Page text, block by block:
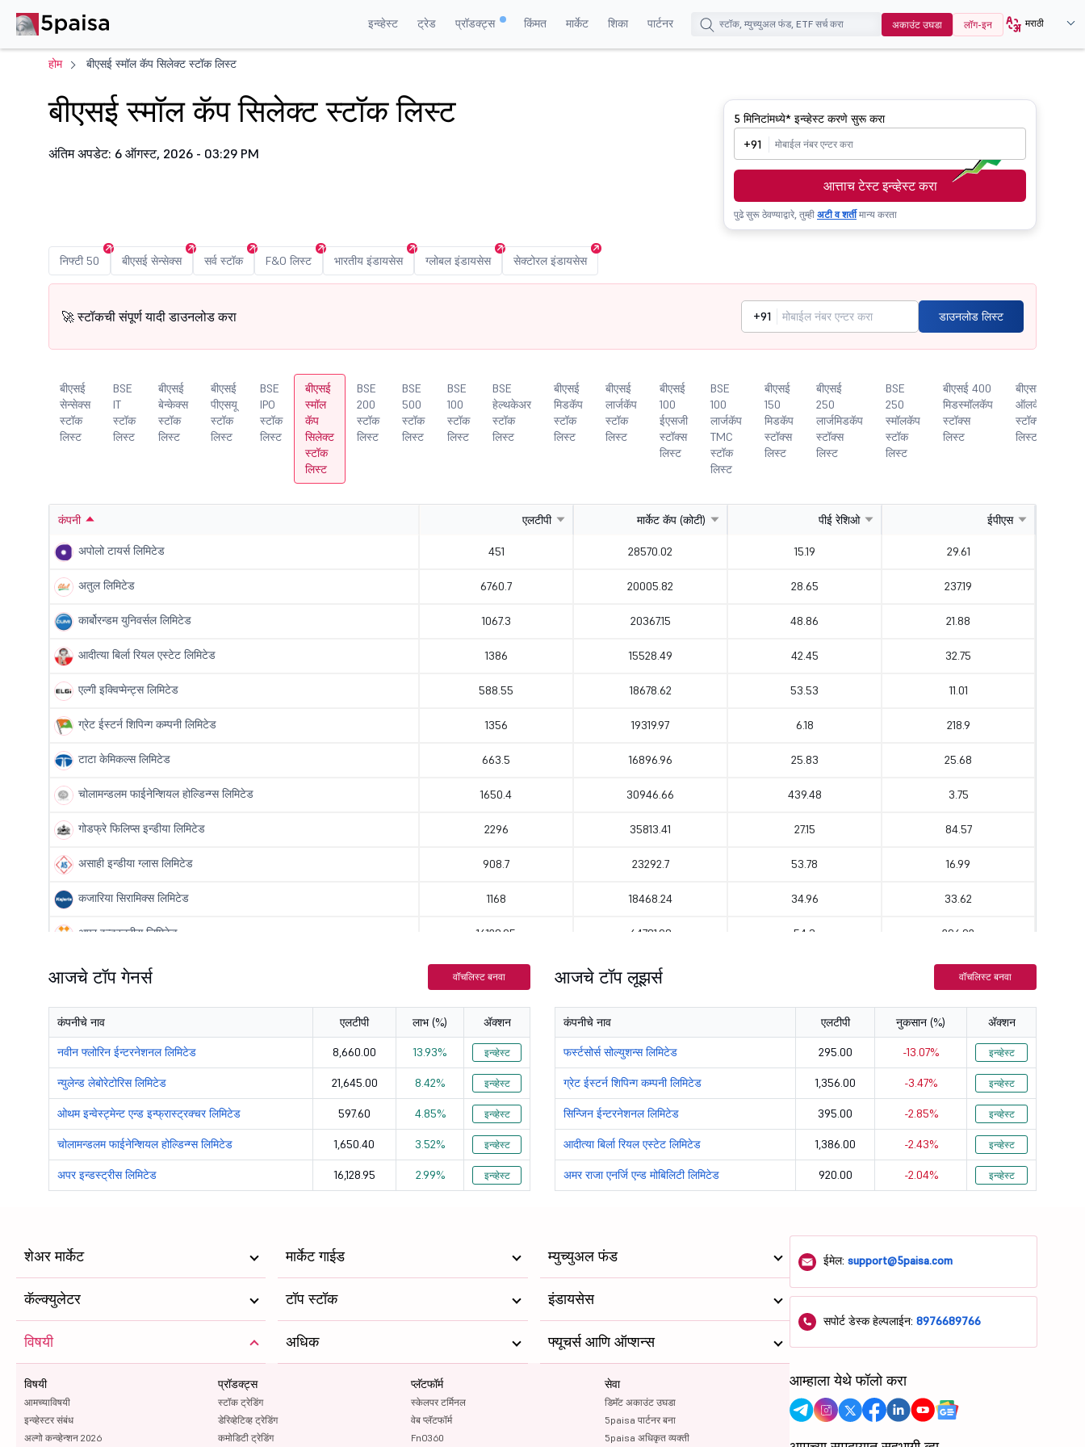
इन्व्हेस्ट ट्रेड प्रॉडक्ट्स किंमत मार्केट शिका पार्टनर अकाउंट उघडा लॉग-इन मराठी
होम बीएसई स्मॉल कॅप सिलेक्ट स्टॉक लिस्ट
बीएसई स्मॉल कॅप सिलेक्ट स्टॉक लिस्ट
अंतिम अपडेट: 6 ऑगस्ट, 2026 - 03:29 PM
5 मिनिटांमध्ये* इन्व्हेस्ट करणे सुरू करा
+91
आत्ताच टेस्ट इन्व्हेस्ट करा
पुढे सुरू ठेवण्याद्वारे, तुम्ही अटी व शर्तीमान्य करता
निफ्टी 50 बीएसई सेन्सेक्स सर्व स्टॉक F&O लिस्ट भारतीय इंडायसेस ग्लोबल इंडायसेस सेक्टोरल इंडायसेस
🚀 स्टॉकची संपूर्ण यादी डाउनलोड करा +91 डाउनलोड लिस्ट
बीएसई
सेन्सेक्स
स्टॉक
लिस्ट
BSE
IT
स्टॉक
लिस्ट
बीएसई
बेन्केक्स
स्टॉक
लिस्ट
बीएसई
पीएसयू
स्टॉक
लिस्ट
BSE
IPO
स्टॉक
लिस्ट
बीएसई
स्मॉल
कॅप
सिलेक्ट
स्टॉक
लिस्ट
BSE
200
स्टॉक
लिस्ट
BSE
500
स्टॉक
लिस्ट
BSE
100
स्टॉक
लिस्ट
BSE
हेल्थकेअर
स्टॉक
लिस्ट
बीएसई
मिडकॅप
स्टॉक
लिस्ट
बीएसई
लार्जकॅप
स्टॉक
लिस्ट
बीएसई
100
ईएसजी
स्टॉक्स
लिस्ट
BSE
100
लार्जकॅप
TMC
स्टॉक
लिस्ट
बीएसई
150
मिडकॅप
स्टॉक्स
लिस्ट
बीएसई
250
लार्जमिडकॅप
स्टॉक्स
लिस्ट
BSE
250
स्मॉलकॅप
स्टॉक
लिस्ट
बीएसई 400
मिडस्मॉलकॅप
स्टॉक्स
लिस्ट
बीएसई
ऑलकॅप
स्टॉक्स
लिस्ट
कंपनी एलटीपी मार्केट कॅप (कोटी) पीई रेशिओ ईपीएस
अपोलो टायर्स लिमिटेड 451 28570.02 15.19 29.61
अतुल लिमिटेड 6760.7 20005.82 28.65 237.19
कार्बोरन्डम युनिवर्सल लिमिटेड 1067.3 20367.15 48.86 21.88
आदीत्या बिर्ला रियल एस्टेट लिमिटेड 1386 15528.49 42.45 32.75
एल्गी इक्विप्मेन्ट्स लिमिटेड 588.55 18678.62 53.53 11.01
ग्रेट ईस्टर्न शिपिन्ग कम्पनी लिमिटेड 1356 19319.97 6.18 218.9
टाटा केमिकल्स लिमिटेड 663.5 16896.96 25.83 25.68
चोलामन्डलम फाईनेन्शियल होल्डिन्ग्स लिमिटेड 1650.4 30946.66 439.48 3.75
गोडफ्रे फिलिप्स इन्डीया लिमिटेड 2296 35813.41 27.15 84.57
असाही इन्डीया ग्लास लिमिटेड 908.7 23292.7 53.78 16.99
कजारिया सिरामिक्स लिमिटेड 1168 18468.24 34.96 33.62
अपर इन्डस्ट्रीस लिमिटेड 16128.95 64781.98 54.3 296.92
अमर राजा एनर्जि एन्ड मोबिलिटी लिमिटेड 920 16952.72 35.06
टिमकेन इन्डीया लिमिटेड 3342.5 25145.25 61.44 54.41
हिमाद्री स्पेशियलिटी केमिकल लिमिटेड 759.6 38379.4 48.54 15.67
झी एन्टरटेन्मेन्ट एन्टरप्राईसेस लिमिटेड 92.75 8884.8
न्युलेन्ड लेबोरेटोरिस लिमिटेड 21645 27584.2 76.57
हिन्दुस्तान कोपर लिमिटेड 546.8 52876.87
आरबीएल बँक लि 389 60238.91
22.33 16.21
20652.96 14.72 14.16
65.09
32059.7 109.79 17.97
आजचे टॉप गेनर्स वॉचलिस्ट बनवा
कंपनीचे नाव एलटीपी लाभ (%) ॲक्शन
नवीन फ्लोरिन ईन्टरनेशनल लिमिटेड 8,660.00 13.93% इन्व्हेस्ट
न्युलेन्ड लेबोरेटोरिस लिमिटेड 21,645.00 8.42% इन्व्हेस्ट
ओथम इन्वेस्ट्मेन्ट एन्ड इन्फ्रास्ट्रक्चर लिमिटेड 597.60 4.85% इन्व्हेस्ट
चोलामन्डलम फाईनेन्शियल होल्डिन्ग्स लिमिटेड 1,650.40 3.52% इन्व्हेस्ट
अपर इन्डस्ट्रीस लिमिटेड 16,128.95 2.99% इन्व्हेस्ट
आजचे टॉप लूझर्स वॉचलिस्ट बनवा
कंपनीचे नाव एलटीपी नुकसान (%) ॲक्शन
फर्स्टसोर्स सोल्युशन्स लिमिटेड 295.00 -13.07% इन्व्हेस्ट
ग्रेट ईस्टर्न शिपिन्ग कम्पनी लिमिटेड 1,356.00 -3.47% इन्व्हेस्ट
सिन्जिन ईन्टरनेशनल लिमिटेड 395.00 -2.85% इन्व्हेस्ट
आदीत्या बिर्ला रियल एस्टेट लिमिटेड 1,386.00 -2.43% इन्व्हेस्ट
अमर राजा एनर्जि एन्ड मोबिलिटी लिमिटेड 920.00 -2.04% इन्व्हेस्ट
शेअर मार्केट मार्केट गाईड म्युच्युअल फंड
कॅल्क्युलेटर टॉप स्टॉक इंडायसेस
विषयी
विषयी
आमच्याविषयी
इन्व्हेस्टर संबंध
अल्गो कन्व्हेन्शन 2026
प्रॉडक्ट्स
स्टॉक ट्रेडिंग
डेरिव्हेटिव्ह ट्रेडिंग
कमोडिटी ट्रेडिंग
प्लॅटफॉर्म
स्केलपर टर्मिनल
वेब प्लॅटफॉर्म
FnO360
सेवा
डिमॅट अकाउंट उघडा
5paisa पार्टनर बना
5paisa अधिकृत व्यक्ती
अधिक फ्यूचर्स आणि ऑप्शन्स
ईमेल:support@5paisa.com
सपोर्ट डेस्क हेल्पलाईन:8976689766
आम्हाला येथे फॉलो करा